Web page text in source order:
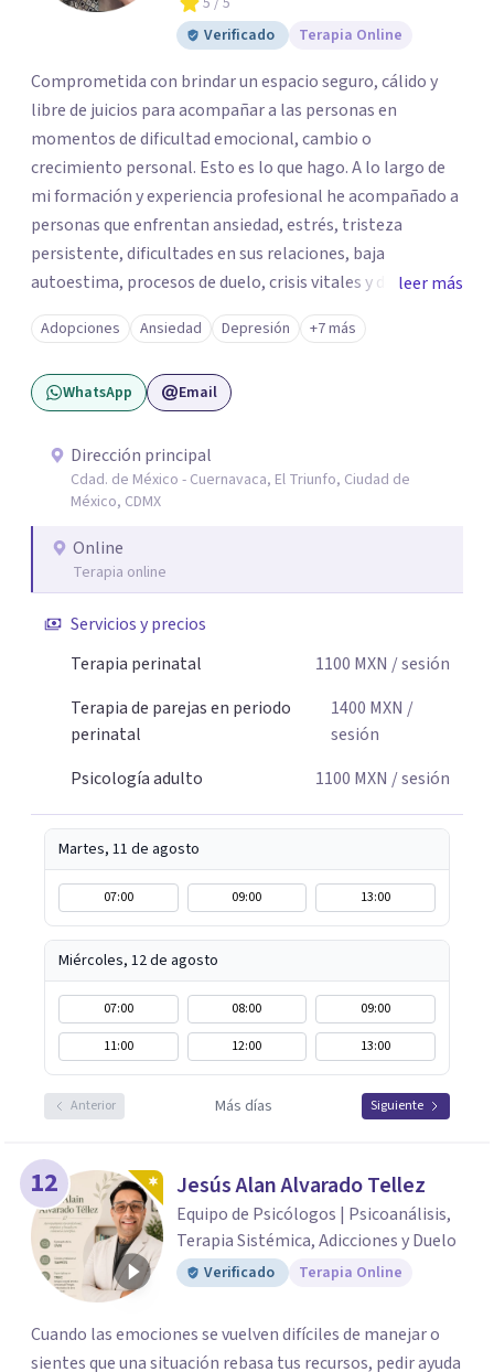
Verificado
Terapia Online
Comprometida con brindar un espacio seguro, cálido y
libre de juicios para acompañar a las personas en
momentos de dificultad emocional, cambio o
crecimiento personal. Esto es lo que hago. A lo largo de
mi formación y experiencia profesional he acompañado a
personas que enfrentan ansiedad, estrés, tristeza
persistente, dificultades en sus relaciones, baja
autoestima, procesos de duelo, crisis vitales y desafíos
relacionados con la adaptación a nuevas etapas de la vida.
Mi enfoque se basa en la escucha empática, el respeto por
la historia de cada persona y el trabajo conjunto para
desarrollar herramientas que favorezcan el bienestar
que buscar ayuda psicológica es un acto de valentía y
autocuidado. Mi objetivo es acompañarte para que puedas
comprender mejor lo que estás viviendo, fortalecer tus
recursos personales y construir una vida más plena y
congruente con tus necesidades y valores.
leer más
Adopciones Ansiedad Depresión +7 más
WhatsApp Email
Dirección principal
Cdad. de México - Cuernavaca, El Triunfo, Ciudad de
México, CDMX
Online
Terapia online
Servicios y precios
Terapia perinatal
1100 MXN / sesión
Terapia de parejas en periodo
perinatal
1400 MXN /
sesión
Psicología adulto
1100 MXN / sesión
Martes, 11 de agosto
07:00 09:00 13:00
Miércoles, 12 de agosto
07:00 08:00
09:00
11:00
12:00 13:00
Anterior Más días Siguiente
12 Jesús Alan Alvarado Tellez
Equipo de Psicólogos | Psicoanálisis,
Terapia Sistémica, Adicciones y Duelo
Verificado Terapia Online
Cuando las emociones se vuelven difíciles de manejar o
sientes que una situación rebasa tus recursos, pedir ayuda